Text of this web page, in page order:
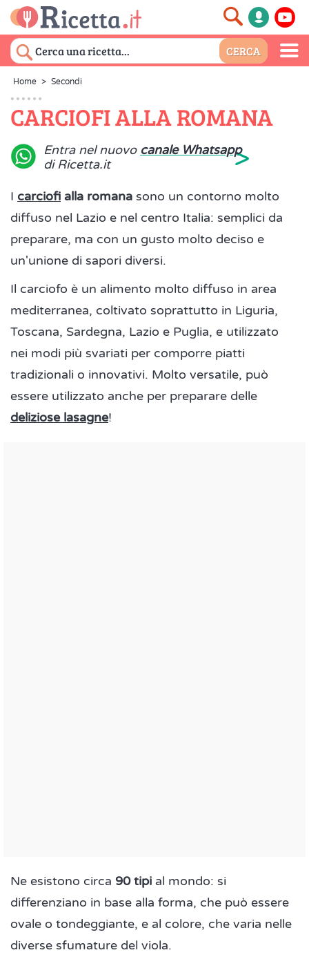
Home > Secondi
CARCIOFI ALLA ROMANA
Entra nel nuovo canale Whatsapp
di Ricetta.it
>
I carciofi alla romana sono un contorno molto
diffuso nel Lazio e nel centro Italia: semplici da
preparare, ma con un gusto molto deciso e
un'unione di sapori diversi.
Il carciofo è un alimento molto diffuso in area
mediterranea, coltivato soprattutto in Liguria,
Toscana, Sardegna, Lazio e Puglia, e utilizzato
nei modi più svariati per comporre piatti
tradizionali o innovativi. Molto versatile, può
essere utilizzato anche per preparare delle
deliziose lasagne!
Ne esistono circa 90 tipi al mondo: si
differenziano in base alla forma, che può essere
ovale o tondeggiante, e al colore, che varia nelle
diverse sfumature del viola.